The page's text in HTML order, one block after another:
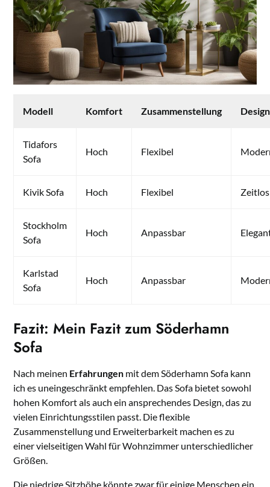
Modell Komfort Zusammenstellung Design
Tidafors
Sofa
Hoch Flexibel
Kivik Sofa Hoch Flexibel Zeitlos
Stockholm
Sofa
Hoch Anpassbar
Karlstad
Sofa
Hoch Anpassbar
Fazit: Mein Fazit zum Söderhamn
Sofa
Nach meinen Erfahrungen mit dem Söderhamn Sofa kann
ich es uneingeschränkt empfehlen. Das Sofa bietet sowohl
hohen Komfort als auch ein ansprechendes Design, das zu
vielen Einrichtungsstilen passt. Die flexible
Zusammenstellung und Erweiterbarkeit machen es zu
einer vielseitigen Wahl für Wohnzimmer unterschiedlicher
Größen.
Die niedrige Sitzhöhe könnte zwar für einige Menschen ein